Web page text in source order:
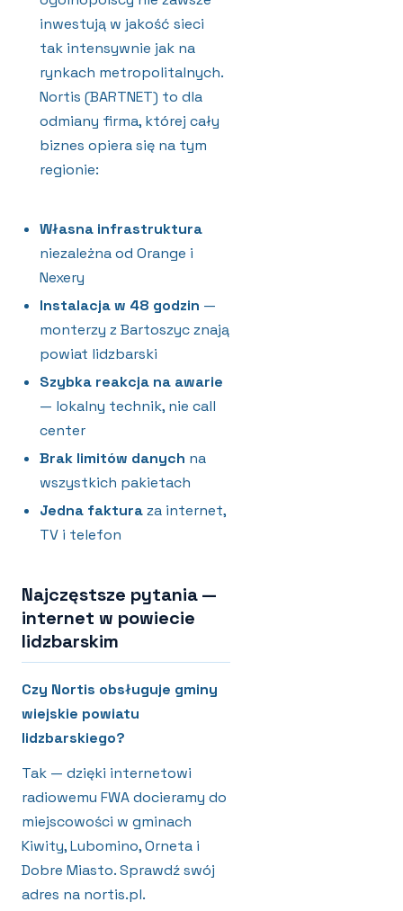
inwestują w jakość sieci
tak intensywnie jak na
rynkach metropolitalnych.
Nortis (BARTNET) to dla
odmiany firma, której cały
biznes opiera się na tym
regionie:
Własna infrastruktura
niezależna od Orange i
Nexery
Instalacja w 48 godzin —
monterzy z Bartoszyc znają
powiat lidzbarski
Szybka reakcja na awarie
— lokalny technik, nie call
center
Brak limitów danych na
wszystkich pakietach
Jedna fakturaza internet,
TV i telefon
Najczęstsze pytania —
internet w powiecie
lidzbarskim
Czy Nortis obsługuje gminy
wiejskie powiatu
lidzbarskiego?
Tak — dzięki internetowi
radiowemu FWA docieramy do
miejscowości w gminach
Kiwity, Lubomino, Orneta i
Dobre Miasto. Sprawdź swój
adres na nortis.pl.